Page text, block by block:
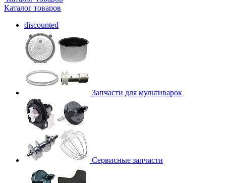
Каталог товаров
discounted
Запчасти для мультиварок
Сервисные запчасти